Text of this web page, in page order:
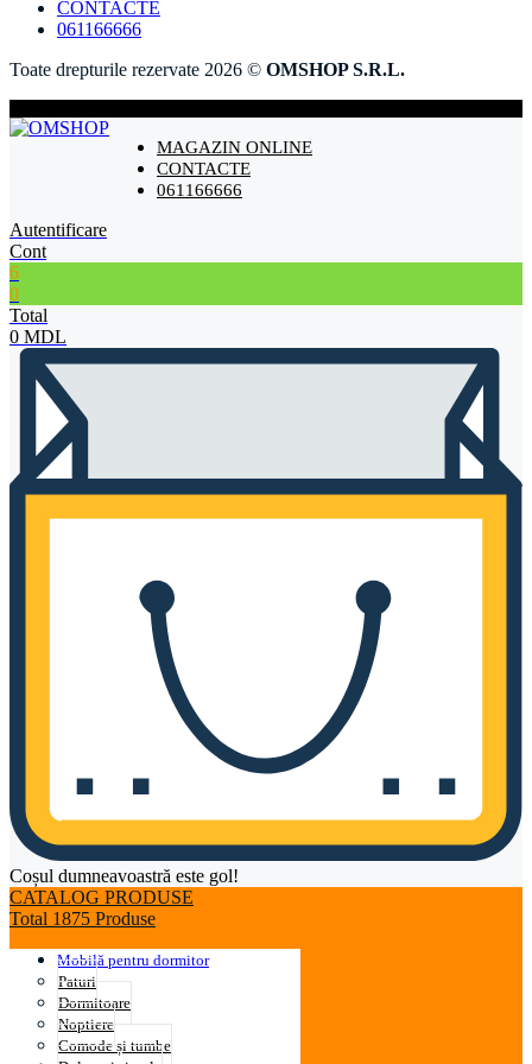
CONTACTE
061166666
Toate drepturile rezervate 2026 © OMSHOP S.R.L.
MAGAZIN ONLINE
CONTACTE
061166666
Autentificare
Cont
6
0
Total
0 MDL
Coșul dumneavoastră este gol!
CATALOG PRODUSE
Total 1875 Produse
Mobilă pentru dormitor
Paturi
Dormitoare
Noptiere
Comode și tumbe